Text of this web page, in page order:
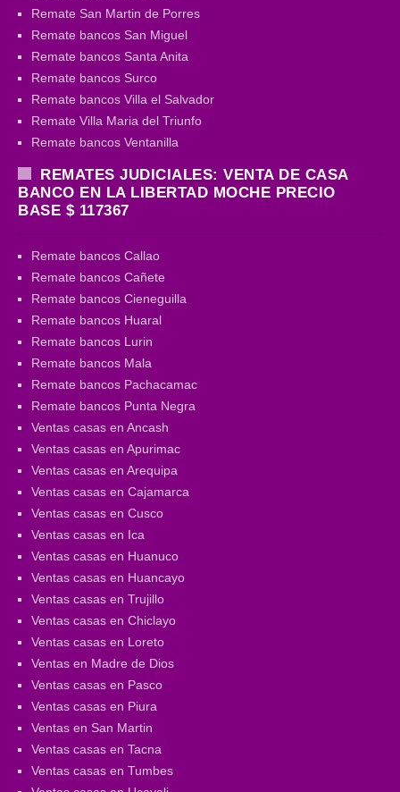
Remate San Martin de Porres
Remate bancos San Miguel
Remate bancos Santa Anita
Remate bancos Surco
Remate bancos Villa el Salvador
Remate Villa Maria del Triunfo
Remate bancos Ventanilla
REMATES JUDICIALES: VENTA DE CASA
BANCO EN LA LIBERTAD MOCHE PRECIO
BASE $ 117367
Remate bancos Callao
Remate bancos Cañete
Remate bancos Cieneguilla
Remate bancos Huaral
Remate bancos Lurin
Remate bancos Mala
Remate bancos Pachacamac
Remate bancos Punta Negra
Ventas casas en Ancash
Ventas casas en Apurimac
Ventas casas en Arequipa
Ventas casas en Cajamarca
Ventas casas en Cusco
Ventas casas en Ica
Ventas casas en Huanuco
Ventas casas en Huancayo
Ventas casas en Trujillo
Ventas casas en Chiclayo
Ventas casas en Loreto
Ventas en Madre de Dios
Ventas casas en Pasco
Ventas casas en Piura
Ventas en San Martin
Ventas casas en Tacna
Ventas casas en Tumbes